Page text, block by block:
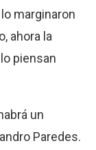
marginaron
ahora la
piensan
un
Paredes.